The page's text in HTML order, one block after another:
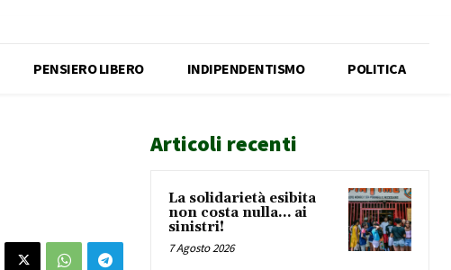
PENSIERO LIBERO INDIPENDENTISMO POLITICA
Articoli recenti
La solidarietà esibita
non costa nulla… ai
sinistri!
7 Agosto 2026